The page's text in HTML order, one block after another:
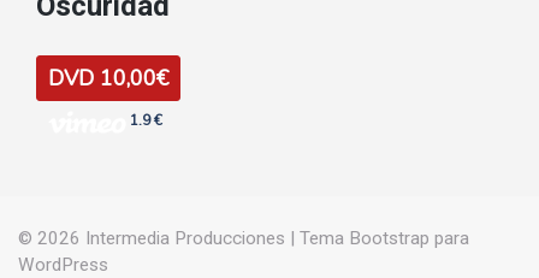
DVD 10,00€
1.9 €
© 2026 Intermedia Producciones | Tema Bootstrap para
WordPress